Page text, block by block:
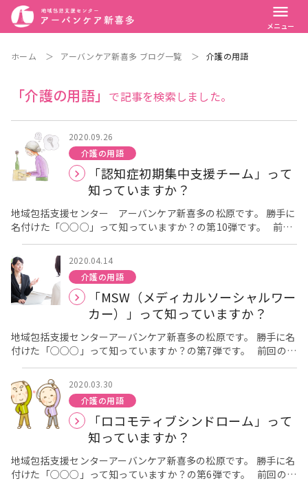
menu
メニュー
ホーム ＞ アーバンケア新喜多 ブログ一覧 ＞ 介護の用語
「介護の用語」 で記事を検索しました。
2020.09.26
介護の用語
「認知症初期集中支援チーム」って
知っていますか？
地域包括支援センター アーバンケア新喜多の松原です。 勝手に
名付けた「○○○」って知っていますか？の第10弾です。 前回
の第9弾はこちら 東大阪市 「介護用品支給事業」って知って
いますか？ [caption id="attachment_1080" align="alignleft"
width="300"] お薬飲んだかな？[/caption] 認知症が疑われる
場合には、早期発見と早期対応が大切であると言われています。
ごみの出し方がわからなくなってきた、お薬の管理が難しくなっ
てきたなどは認知症のサインかもしれません。 東大阪市にお
いては認知症の初期の対応をお手伝いするために、医師・看護
師・精神保健福祉士等で構成される専門職チーム『認知症初期集
中支援チーム（東大阪市オレンジチーム）』があります。
[caption id="attachment_1081" align="alignleft"
width="318"] 東大阪市認知症安心ガイドブックより抜粋
[/caption] 東大阪市オレンジチームでは、認知症またはその疑
いがある方およびそのご家族のもとへチーム員が訪問し、認知症
についての困り事や心配と感じている事等をお伺いし、ご本人、
ご家族の状況に合わせた医療やサービスにつなげる支援を行って
くださいます。認知症の初期段階では通院やサービス受け入れに
対する拒否などが強く表れる事がありますが、丁寧に対応してい
ただけるのでご安心ください。 2025年には700万人の方が認
2020.04.14
介護の用語
「MSW（メディカルソーシャルワー
カー）」って知っていますか？
地域包括支援センターアーバンケア新喜多の松原です。 勝手に名
付けた「○○○」って知っていますか？の第7弾です。 前回の第
6弾はこちら 「ロコモティブシンドローム」って知っています
か？ 「突然ケガをしたり病気になったり、親が要介護状態にな
ったり…とりあえず病院に来たもののこれから先どうしていいか
分からない、誰に相談したらいいか分からない」という場合があ
ると思います。そんな時は、医療機関のMSW（メディカルソーシ
ャルワーカー）へまず相談し、必要な情報や援助を受ける事が大
width="464"] 写真はイメージです。[/caption] MSWは、医師や
看護師との橋渡し的なポジションでいつも患者の立場になって考
2020.03.30
介護の用語
「ロコモティブシンドローム」って
知っていますか？
地域包括支援センターアーバンケア新喜多の松原です。 勝手に名
付けた「○○○」って知っていますか？の第6弾です。 前回の第